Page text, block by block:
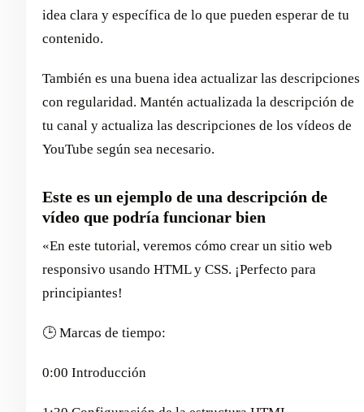
idea clara y específica de lo que pueden esperar de tu
contenido.
También es una buena idea actualizar las descripciones
con regularidad. Mantén actualizada la descripción de
tu canal y actualiza las descripciones de los vídeos de
YouTube según sea necesario.
Este es un ejemplo de una descripción de
vídeo que podría funcionar bien
«En este tutorial, veremos cómo crear un sitio web
responsivo usando HTML y CSS. ¡Perfecto para
principiantes!
🕒 Marcas de tiempo:
0:00 Introducción